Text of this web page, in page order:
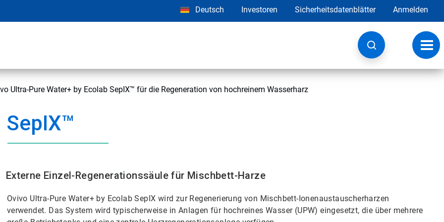
Deutsch Investoren Sicherheitsdatenblätter Anmelden
Ultra-Pure Water+ by Ecolab SepIX™ für die Regeneration von hochreinem Wasserharz
SepIX™
Externe Einzel-Regenerationssäule für Mischbett-Harze
Ovivo Ultra-Pure Water+ by Ecolab SepIX wird zur Regenerierung von Mischbett-Ionenaustauscherharzen
verwendet. Das System wird typischerweise in Anlagen für hochreines Wasser (UPW) eingesetzt, die über mehrere